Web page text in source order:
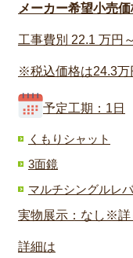
メーカー希望小売
工事費別 22.1 万円～
※税込価格は24.3万
予定工期：1日
くもりシャット
3面鏡
マルチシングルレ
実物展示：なし※詳
詳細は